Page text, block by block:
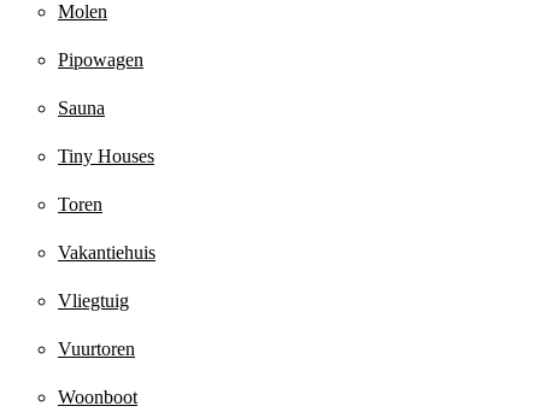
Molen
Pipowagen
Sauna
Tiny Houses
Toren
Vakantiehuis
Vliegtuig
Vuurtoren
Woonboot